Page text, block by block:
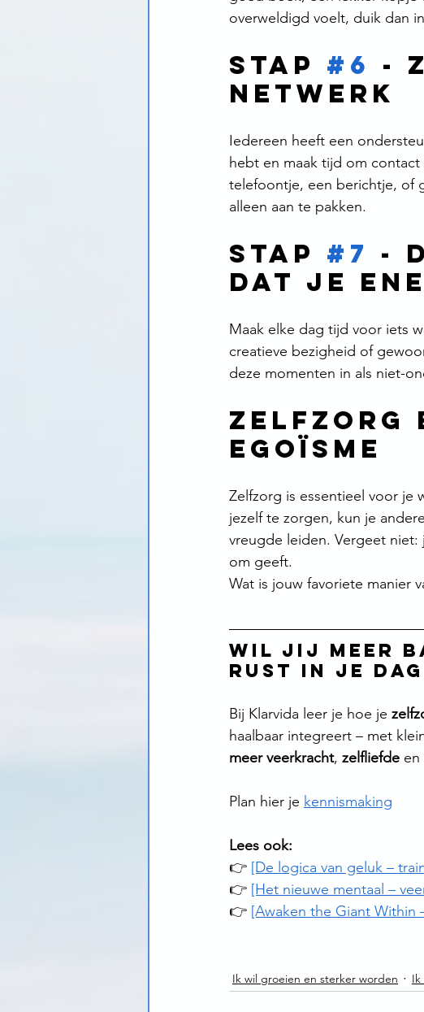
overweldigd voelt, duik dan
Stap #6 -
Netwerk
Iedereen heeft een
hebt en maak tijd om
telefoontje, een berichtje, of
alleen aan te pakken.
Stap #7 -
Dat Je
Maak elke dag tijd voor iets
creatieve bezigheid of
deze momenten in als niet-
Zelfzorg
egoïsme
Zelfzorg is essentieel voor je
jezelf te zorgen, kun je
vreugde leiden. Vergeet niet:
om geeft.
Wat is jouw favoriete manier
Wil jij meer
rust in je
Bij Klarvida leer je hoe je
haalbaar integreert – met
meer veerkracht, zelfliefde en
Plan hier je kennismaking
Lees ook:
👉 [De logica van geluk –
👉 [Het nieuwe mentaal –
👉 [Awaken the Giant Within
Ik wil groeien en sterker worden